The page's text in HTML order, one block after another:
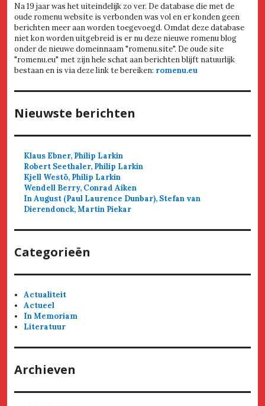
Na 19 jaar was het uiteindelijk zo ver. De database die met de
oude romenu website is verbonden was vol en er konden geen
berichten meer aan worden toegevoegd. Omdat deze database
niet kon worden uitgebreid is er nu deze nieuwe romenu blog
onder de nieuwe domeinnaam "romenu.site". De oude site
"romenu.eu" met zijn hele schat aan berichten blijft natuurlijk
bestaan en is via deze link te bereiken: romenu.eu
Nieuwste berichten
Klaus Ebner, Philip Larkin
Robert Seethaler, Philip Larkin
Kjell Westö, Philip Larkin
Wendell Berry, Conrad Aiken
In August (Paul Laurence Dunbar), Stefan van
Dierendonck, Martin Piekar
Categorieën
Actualiteit
Actueel
In Memoriam
Literatuur
Archieven